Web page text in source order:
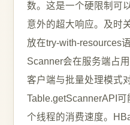
数。这是一个硬限制可
意外的超大响应。及时
放在try-with-resources
Scanner会在服务端占
客户端与批量处理模式
Table.getScannerAPI
个线程的消费速度。